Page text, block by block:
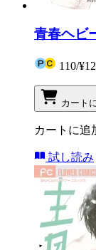
青春ヘビ
110/
カート
カートに追
試し読み